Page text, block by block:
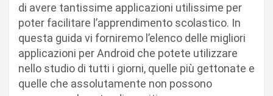
di avere tantissime applicazioni utilissime per
poter facilitare l’apprendimento scolastico. In
questa guida vi forniremo l’elenco delle migliori
applicazioni per Android che potete utilizzare
nello studio di tutti i giorni, quelle più gettonate e
quelle che assolutamente non possono